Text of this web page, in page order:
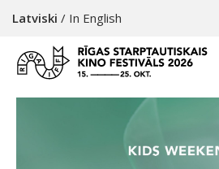
Latviski / In English